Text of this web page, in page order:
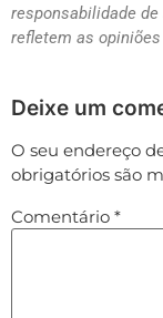
responsabilidade
refletem as
Deixe um
O seu endereço
obrigatórios são
Comentário *